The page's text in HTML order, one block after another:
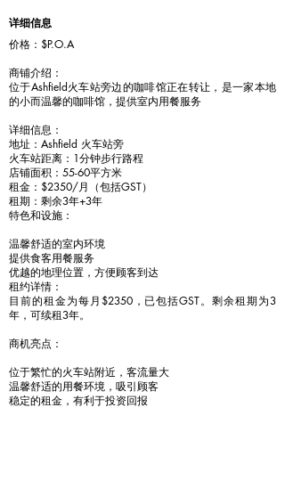
详细信息
价格：$P.O.A
商铺介绍：
位于Ashfield火车站旁边的咖啡馆正在转让，是一家本地
的小而温馨的咖啡馆，提供室内用餐服务
详细信息：
地址：Ashfield 火车站旁
火车站距离：1分钟步行路程
店铺面积：55-60平方米
租金：$2350/月（包括GST）
租期：剩余3年+3年
特色和设施：
温馨舒适的室内环境
提供食客用餐服务
优越的地理位置，方便顾客到达
租约详情：
目前的租金为每月$2350，已包括GST。剩余租期为3
年，可续租3年。
商机亮点：
位于繁忙的火车站附近，客流量大
温馨舒适的用餐环境，吸引顾客
稳定的租金，有利于投资回报